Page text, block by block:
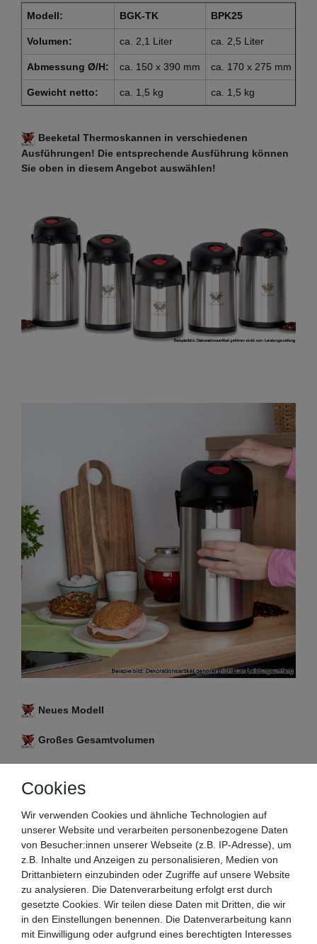
Modell: BGK-TK BPK25
Volumen: ca. 2,1 Liter ca. 2,5 Liter
Abmessung Ø/H: ca. 150 x 390 mm ca. 170 x 275 mm
Gewicht netto: ca. 1,5 kg ca. 1,5 kg
Beeketal Thermoskannen in verschiedenen
Ausführungen! Die entsprechende Ausführung können
Sie oben in diesem Angebot auswählen!
Neues Modell
Großes Gesamtvolumen
Durch den vorhandenen Tragegriff ist die
Thermoskanne leicht und schnell zu transportieren
Doppelwandig
Gehäuse von innen und außen aus Edelstahl
gefertigt
Cookies
Wir verwenden Cookies und ähnliche Technologien auf
unserer Website und verarbeiten personenbezogene Daten
von Besucher:innen unserer Webseite (z.B. IP-Adresse), um
z.B. Inhalte und Anzeigen zu personalisieren, Medien von
Drittanbietern einzubinden oder Zugriffe auf unsere Website
zu analysieren. Die Datenverarbeitung erfolgt erst durch
gesetzte Cookies. Wir teilen diese Daten mit Dritten, die wir
in den Einstellungen benennen. Die Datenverarbeitung kann
mit Einwilligung oder aufgrund eines berechtigten Interesses